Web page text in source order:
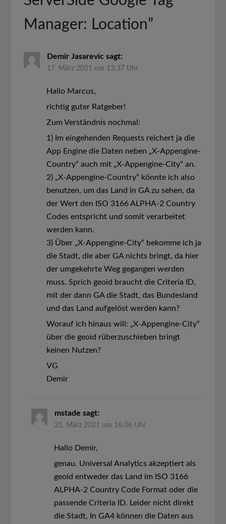
Manager: Location”
Demir Jasarevic sagt:
17. März 2021 um 13:37 Uhr
Hallo Marcus,
richtig guter Ratgeber!
Zum Verständnis nochmal:
1) Im eingehenden Requests reichert ja die
App Engine die Daten neben „X-Appengine-
Country“ auch mit „X-Appengine-City“ an.
2) „X-Appengine-Country“ könnte ich also
benutzen, um das Land in GA zu sehen, da
der Wert den ISO 3166 ALPHA-2 Country
Codes entspricht und somit verarbeitet
werden kann.
3) Über „X-Appengine-City“ bekomme ich ja
die Stadt, die aber GA nichts bringt, da hier
der umgekehrte Weg gegangen werden
muss. Sprich geoid braucht die Criteria ID,
mit der dann GA die Stadt, das Bundesland
und das Land aufgelöst werden kann?
Worauf ich hinaus will: „X-Appengine-City“
über die geoid rüberzuschieben bringt
keinen Nutzen?
VG
Demir
mstade sagt:
21. März 2021 um 16:06 Uhr
Hallo Demir,
genau. Universal Analytics akzeptiert als
geoid entweder das Land im ISO 3166
ALPHA-2 Country Code Format oder die
passende Criteria ID. Leider nicht direkt
die Stadt, In GA4 können die Daten aus